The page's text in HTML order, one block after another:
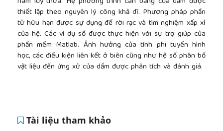
thiết lập theo nguyên lý công khả dĩ. Phương pháp phần
tử hữu hạn được sự dụng để rời rạc và tìm nghiệm xấp xỉ
của hệ. Các ví dụ số được thực hiện với sự trợ giúp của
phần mềm Matlab. Ảnh hưởng của tính phi tuyến hình
học, các điều kiện liên kết ở biên cũng như hệ số phân bố
vật liệu đến ứng xử của dầm được phân tích và đánh giá.
Tài liệu tham khảo